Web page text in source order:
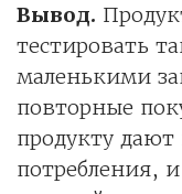
Вывод.
тестировать
маленькими
повторные
продукту
потребления,